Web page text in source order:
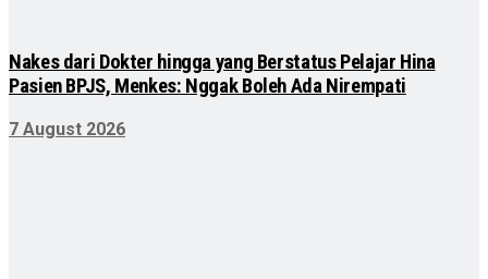
Nakes dari Dokter hingga yang Berstatus Pelajar Hina
Pasien BPJS, Menkes: Nggak Boleh Ada Nirempati
7 August 2026